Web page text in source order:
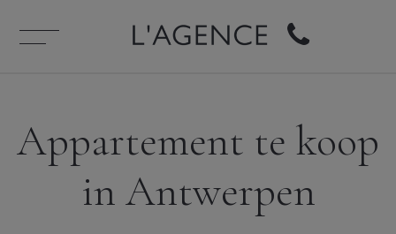
Appartement te koop
in Antwerpen